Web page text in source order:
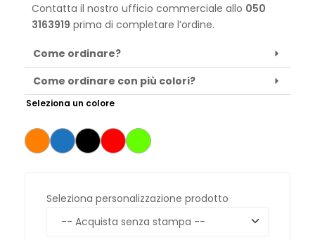
Contatta il nostro ufficio commerciale allo 050
3163919 prima di completare l’ordine.
Come ordinare?
Come ordinare con più colori?
Seleziona un colore
Seleziona personalizzazione prodotto